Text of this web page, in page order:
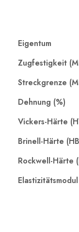
Eigentum
Zugfestigkeit
Streckgrenze
Dehnung (%)
Vickers-Härte
Brinell-Härte
Rockwell-Härte